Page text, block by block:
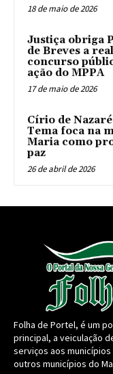
18 de maio de 2026
Justiça obriga
de Breves a
concurso
ação do MPPA
17 de maio de 2026
Círio de
Tema foca na
Maria como
paz
26 de abril de 2026
Folha de Portel, é um
principal, a veiculação
serviços aos
outros municípios do